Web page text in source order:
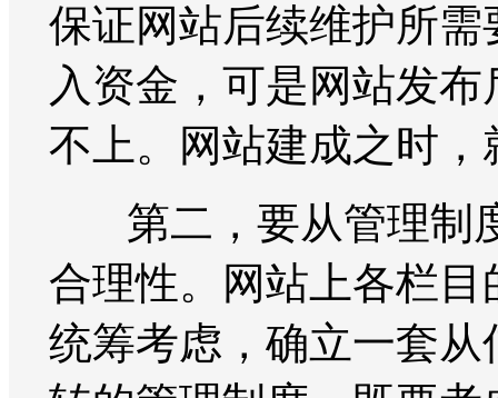
保证网站后续维护所
入资金，可是网站发
不上。网站建成之时
第二，要从管理制
合理性。网站上各栏
统筹考虑，确立一套